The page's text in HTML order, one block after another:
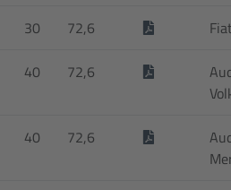
30 72,6
40 72,6
40 72,6